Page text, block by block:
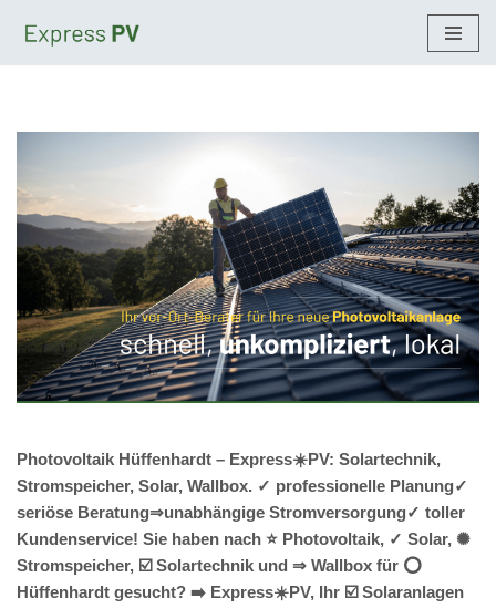
Photovoltaik Hüffenhardt – Express☀️PV️: Solartechnik,
Stromspeicher, Solar, Wallbox. ✓ professionelle Planung✓
seriöse Beratung⇒unabhängige Stromversorgung✓ toller
Kundenservice! Sie haben nach ⭐ Photovoltaik, ✓ Solar, ✺
Stromspeicher, ☑️ Solartechnik und ⇒ Wallbox für ⭕
Hüffenhardt gesucht? ➡️ Express☀️PV️, Ihr ☑️ Solaranlagen